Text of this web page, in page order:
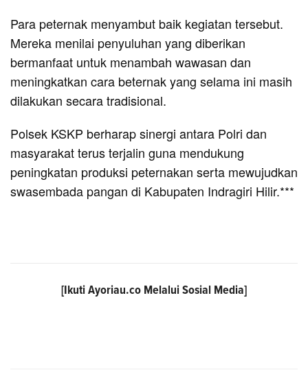
Para peternak menyambut baik kegiatan tersebut.
Mereka menilai penyuluhan yang diberikan
bermanfaat untuk menambah wawasan dan
meningkatkan cara beternak yang selama ini masih
dilakukan secara tradisional.
Polsek KSKP berharap sinergi antara Polri dan
masyarakat terus terjalin guna mendukung
peningkatan produksi peternakan serta mewujudkan
swasembada pangan di Kabupaten Indragiri Hilir.***
[Ikuti Ayoriau.co Melalui Sosial Media]